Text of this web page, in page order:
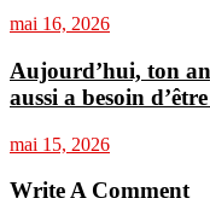
mai 16, 2026
Aujourd’hui, ton
aussi a besoin
mai 15, 2026
Write A Comment